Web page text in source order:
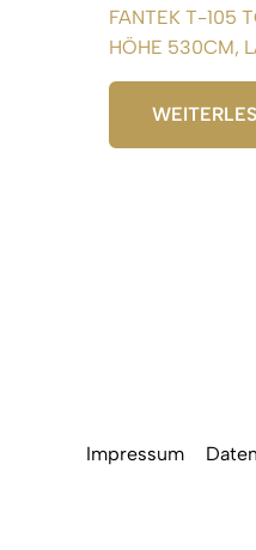
FANTEK T-105
HÖHE 530CM,
Impressum